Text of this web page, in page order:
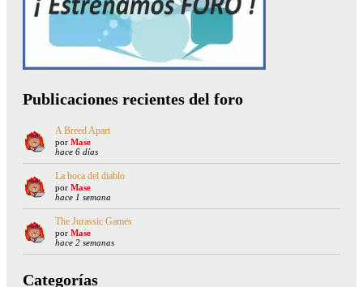
Publicaciones recientes del foro
A Breed Apart
por Mase
hace 6 días
La boca del diablo
por Mase
hace 1 semana
The Jurassic Games
por Mase
hace 2 semanas
Categorías